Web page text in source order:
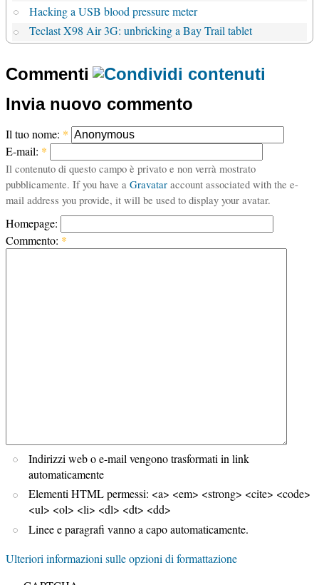
Hacking a USB blood pressure meter
Teclast X98 Air 3G: unbricking a Bay Trail tablet
Commenti
Invia nuovo commento
Il tuo nome: *
E-mail: *
Il contenuto di questo campo è privato e non verrà mostrato
pubblicamente. If you have a Gravatar account associated with the e-
mail address you provide, it will be used to display your avatar.
Homepage:
Commento: *
Indirizzi web o e-mail vengono trasformati in link
automaticamente
Elementi HTML permessi: <a> <em> <strong> <cite> <code>
<ul> <ol> <li> <dl> <dt> <dd>
Linee e paragrafi vanno a capo automaticamente.
Ulteriori informazioni sulle opzioni di formattazione